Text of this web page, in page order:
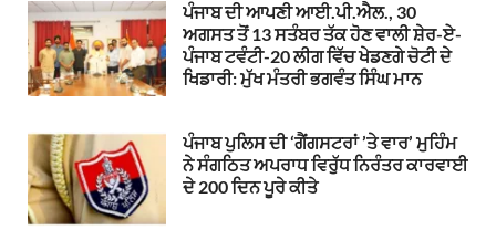
ਪੰਜਾਬ ਦੀ ਆਪਣੀ ਆਈ.ਪੀ.ਐਲ., 30
ਅਗਸਤ ਤੋਂ 13 ਸਤੰਬਰ ਤੱਕ ਹੋਣ ਵਾਲੀ ਸ਼ੇਰ-ਏ-
ਪੰਜਾਬ ਟਵੰਟੀ-20 ਲੀਗ ਵਿੱਚ ਖੇਡਣਗੇ ਚੋਟੀ ਦੇ
ਖਿਡਾਰੀ: ਮੁੱਖ ਮੰਤਰੀ ਭਗਵੰਤ ਸਿੰਘ ਮਾਨ
ਪੰਜਾਬ ਪੁਲਿਸ ਦੀ ‘ਗੈਂਗਸਟਰਾਂ ’ਤੇ ਵਾਰ’ ਮੁਹਿੰਮ
ਨੇ ਸੰਗਠਿਤ ਅਪਰਾਧ ਵਿਰੁੱਧ ਨਿਰੰਤਰ ਕਾਰਵਾਈ
ਦੇ 200 ਦਿਨ ਪੂਰੇ ਕੀਤੇ